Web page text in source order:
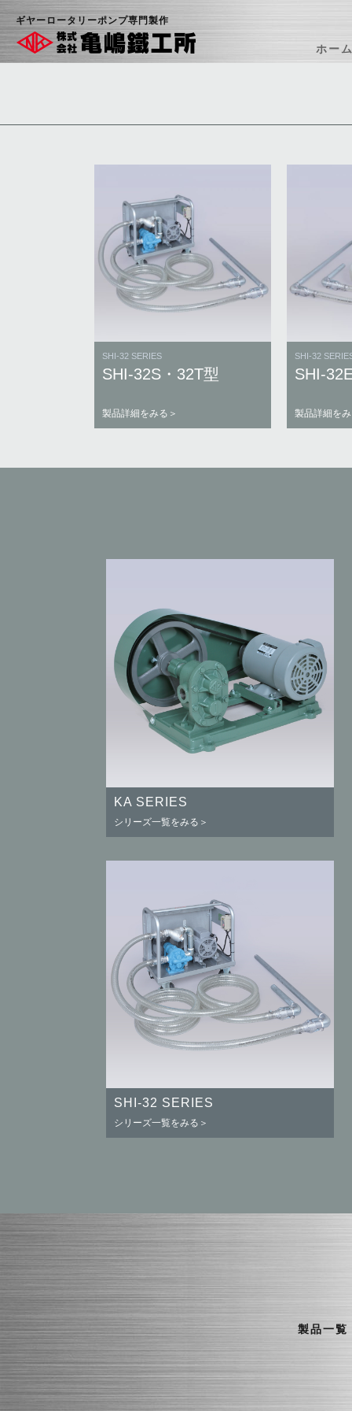
ギヤーロータリーポンプ専門製作
ホー
SHI-32 SERIES
SHI-32S・32T型
製品詳細をみる＞
SHI-32
SHI-
製品詳細を
KA SERIES
シリーズ一覧をみる＞
SHI-32 SERIES
シリーズ一覧をみる＞
製品一覧